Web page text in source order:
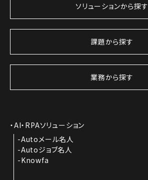
ソリューションから探す
課題から探す
業務から探す
AI・RPAソリューション
Autoメール名人
Autoジョブ名人
Knowfa